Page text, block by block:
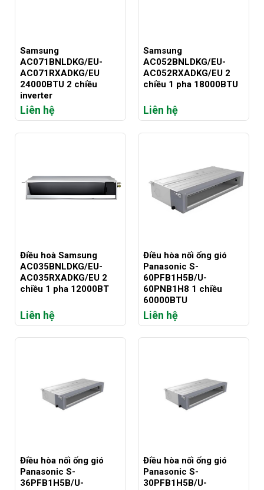
Samsung
AC071BNLDKG/EU-
AC071RXADKG/EU
24000BTU 2 chiều
inverter
Liên hệ
Samsung
AC052BNLDKG/EU-
AC052RXADKG/EU 2
chiều 1 pha 18000BTU
Liên hệ
Điều hoà Samsung
AC035BNLDKG/EU-
AC035RXADKG/EU 2
chiều 1 pha 12000BT
Liên hệ
Điều hòa nối ống gió
Panasonic S-
60PFB1H5B/U-
60PNB1H8 1 chiều
60000BTU
Liên hệ
Điều hòa nối ống gió
Panasonic S-
36PFB1H5B/U-
Điều hòa nối ống gió
Panasonic S-
30PFB1H5B/U-